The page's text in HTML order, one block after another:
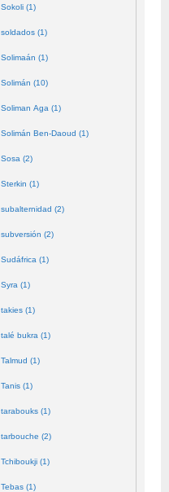
Sokoli (1)
soldados (1)
Solimaán (1)
Solimán (10)
Soliman Aga (1)
Solimán Ben-Daoud (1)
Sosa (2)
Sterkin (1)
subalternidad (2)
subversión (2)
Sudáfrica (1)
Syra (1)
takies (1)
talé bukra (1)
Talmud (1)
Tanis (1)
tarabouks (1)
tarbouche (2)
Tchiboukji (1)
Tebas (1)